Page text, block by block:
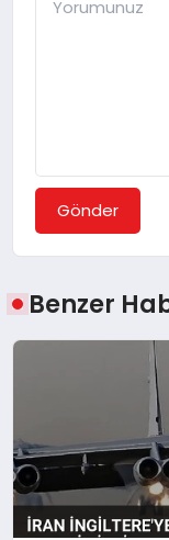
Gönder
Benzer